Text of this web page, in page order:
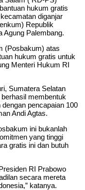
hukum gratis
diganjar
Republik
Agung Palembang.
(Posbakum) atas
hukum gratis untuk
Menteri Hukum RI
Sumatera Selatan
membentuk
pencapaian 100
Andi Agtas.
ini bukanlah
yang tinggi
gratis ini dan butuh
RI Prabowo
secara mereta
katanya.